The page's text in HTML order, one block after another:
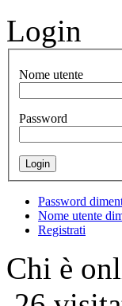
Login
Nome utente
Password
Password
Nome utente
Registrati
Chi è